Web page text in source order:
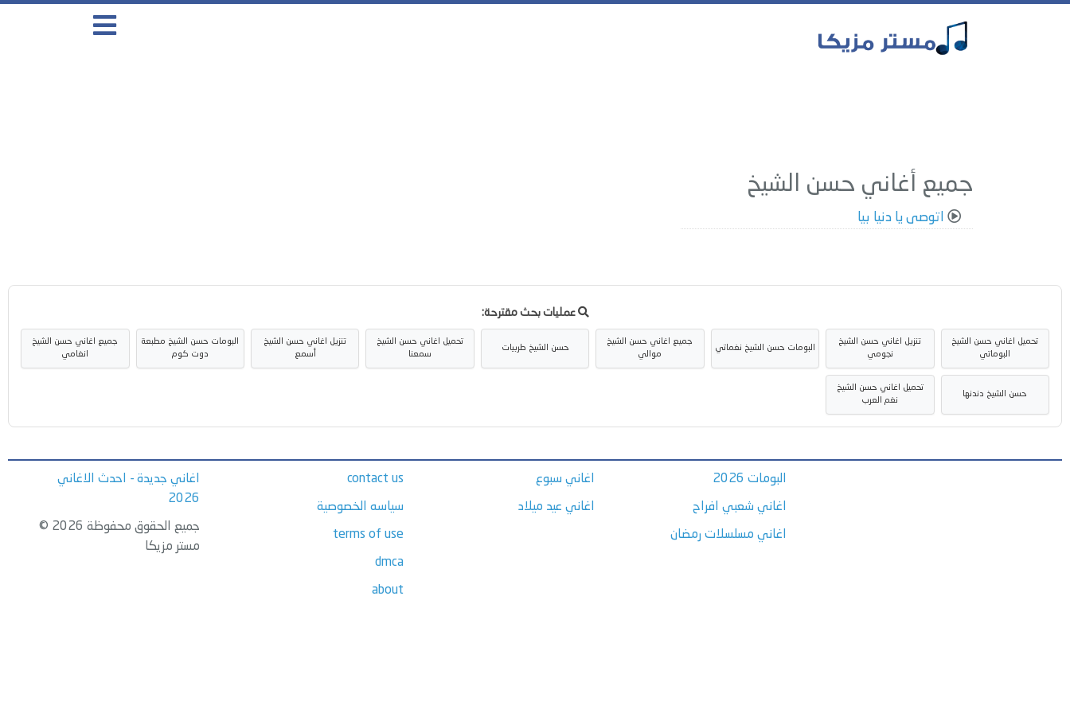
جميع أغاني حسن الشيخ
اتوصى يا دنيا بيا
عمليات بحث مقترحة:
تحميل اغاني حسن الشيخ
البوماتي
تنزيل اغاني حسن الشيخ
نجومي
البومات حسن الشيخ نغماتي
جميع اغاني حسن الشيخ
موالي
حسن الشيخ طربيات
تحميل اغاني حسن الشيخ
سمعنا
تنزيل اغاني حسن الشيخ
أسمع
البومات حسن الشيخ مطبعة
دوت كوم
جميع اغاني حسن الشيخ
انغامي
حسن الشيخ دندنها
تحميل اغاني حسن الشيخ
نغم العرب
البومات 2026
اغاني شعبي افراح
اغاني مسلسلات رمضان
اغاني سبوع
اغاني عيد ميلاد
contact us
سياسه الخصوصية
terms of use
dmca
about
اغاني جديدة - احدث الاغاني
2026
جميع الحقوق محفوظة 2026 ©
مستر مزيكا